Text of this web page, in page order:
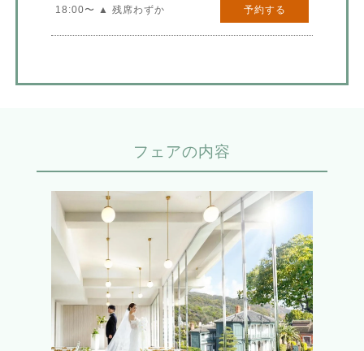
18:00〜 ▲ 残席わずか 予約する
フェアの内容